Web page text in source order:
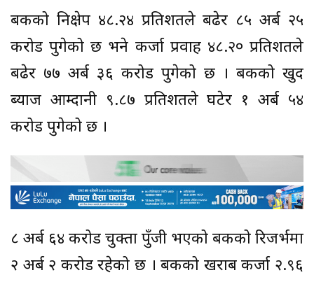
बैंकको निक्षेप ४८.२४ प्रतिशतले बढेर ८५ अर्ब २५
करोड पुगेको छ भने कर्जा प्रवाह ४८.२० प्रतिशतले
बढेर ७७ अर्ब ३६ करोड पुगेको छ । बैंकको खुद
ब्याज आम्दानी ९.८७ प्रतिशतले घटेर १ अर्ब ५४
करोड पुगेको छ ।
८ अर्ब ६४ करोड चुक्ता पुँजी भएको बैंकको रिजर्भमा
२ अर्ब २ करोड रहेको छ । बैंकको खराब कर्जा २.९६